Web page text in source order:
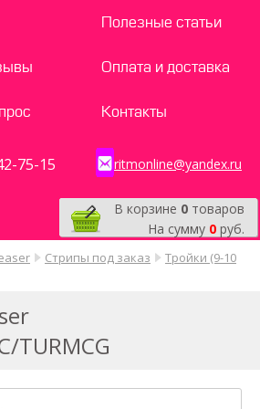
Полезные статьи
Оплата и доставка
Контакты
75-15 ritmonline@yandex.ru
В корзине 0 товаров
На сумму 0 руб.
Стрипы под заказ
Тройки (9-10
TURMCG